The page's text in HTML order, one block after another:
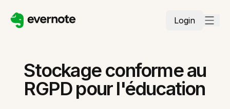
Login
Stockage conforme au
RGPD pour l'éducation